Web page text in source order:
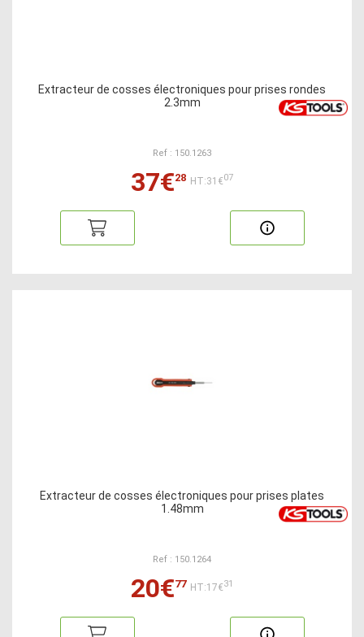
Extracteur de cosses électroniques pour prises rondes
2.3mm
Ref : 150.1263
37€28 HT:31€07
Extracteur de cosses électroniques pour prises plates
1.48mm
Ref : 150.1264
20€77 HT:17€31